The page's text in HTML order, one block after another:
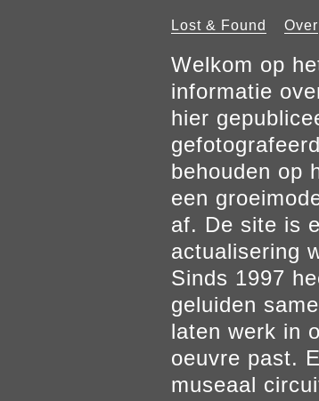
Lost & Found Over
Welkom op
informatie
hier
behouden op
een
af. De site is
actualisering
Sinds 1997
geluiden
laten werk in
oeuvre past.
museaal